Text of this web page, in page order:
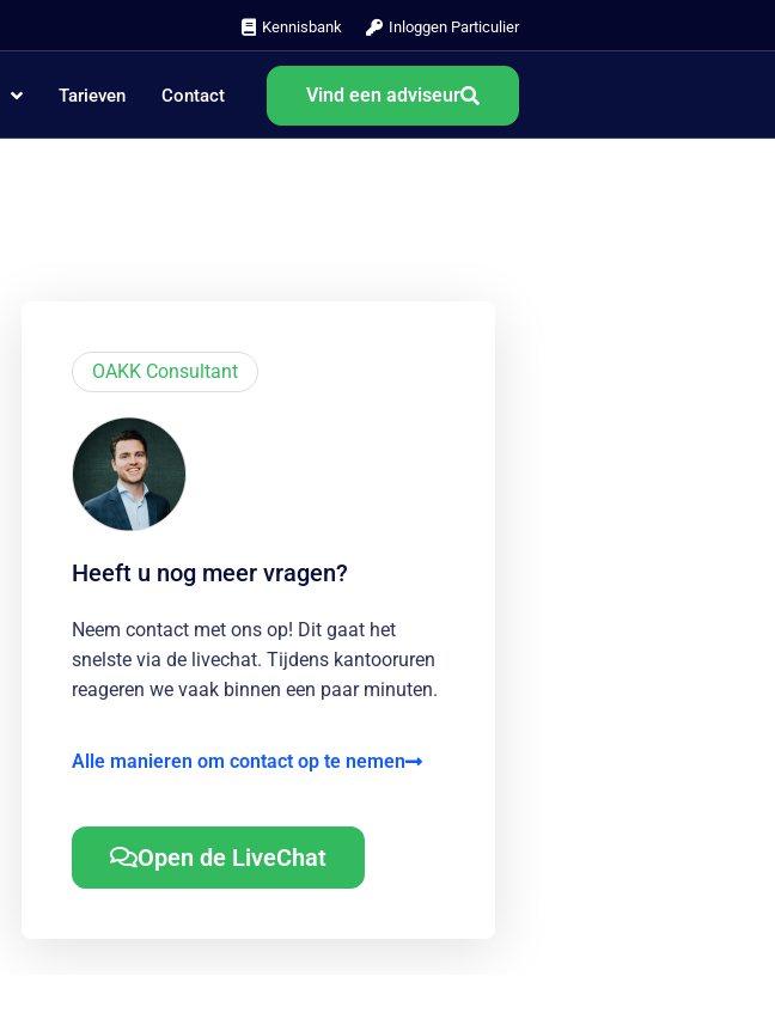
Kennisbank Inloggen Particulier
Tarieven Contact Vind een adviseur
OAKK Consultant
Heeft u nog meer vragen?
Neem contact met ons op! Dit gaat het
snelste via de livechat. Tijdens kantooruren
reageren we vaak binnen een paar minuten.
Alle manieren om contact op te nemen
Open de LiveChat